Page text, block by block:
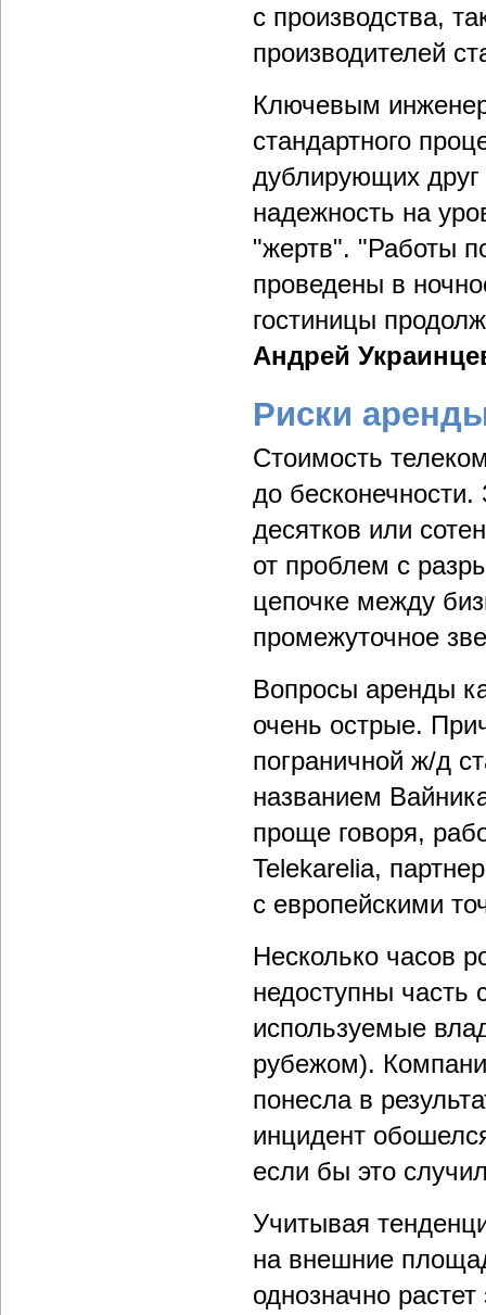
с производства,
производителей
Ключевым
стандартного
дублирующих друг
надежность на
"жертв". "Работы
проведены в
гостиницы
Андрей
Риски
Стоимость
до бесконечности.
десятков или
от проблем с
цепочке между
промежуточное
Вопросы аренды
очень острые.
пограничной ж/д
названием
проще говоря,
Telekarelia,
с европейскими
Несколько часов
недоступны часть
используемые
рубежом).
понесла в
инцидент
если бы это
Учитывая
на внешние
однозначно